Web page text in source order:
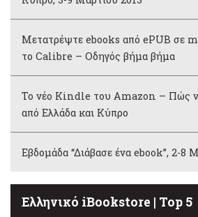
Μετατρέψτε ebooks από ePUB σε
το Calibre – Οδηγός βήμα βήμα
Το νέο Kindle του Amazon – Πώς
από Ελλάδα και Κύπρο
Εβδομάδα “Διάβασε ένα ebook”, 2-8
Ελληνικό iBookstore | Top 5